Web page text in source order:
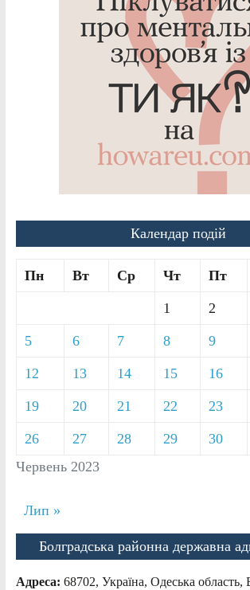
Календар подій
Червень 2023
Пн Вт Ср Чт Пт
1 2
5 6 7 8 9
12 13 14 15 16
19 20 21 22 23
26 27 28 29 30
Лип »
Болградська районна державна
Адреса: 68702, Україна, Одеська область,